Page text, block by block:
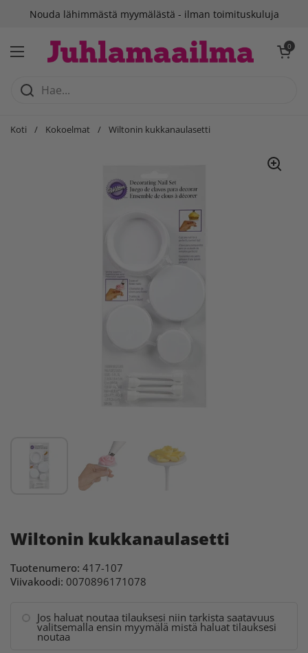
Siirry sisältöön
Nouda lähimmästä myymälästä - ilman toimituskuluja
Avaa valikko
Avaa 0
Koti / Kokoelmat / Wiltonin kukkanaulasetti
Wiltonin kukkanaulasetti
Tuotenumero: 417-107
Viivakoodi: 0070896171078
Jos haluat noutaa tilauksesi niin tarkista saatavuus
valitsemalla ensin myymälä mistä haluat tilauksesi
noutaa